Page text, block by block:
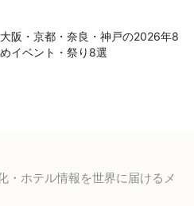
大阪・京都・奈良・神戸の2026年8
イベント・祭り8選
・ホテル情報を世界に届けるメ